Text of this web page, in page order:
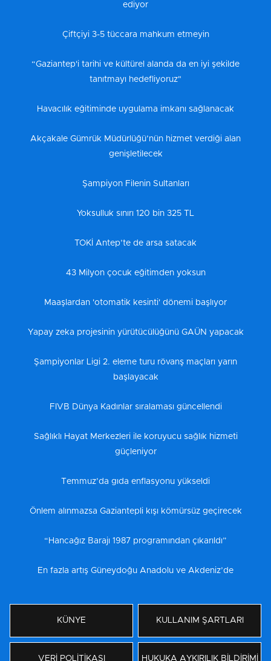
ediyor
Çiftçiyi 3-5 tüccara mahkum etmeyin
“Gaziantep'i tarihi ve kültürel alanda da en iyi şekilde
tanıtmayı hedefliyoruz"
Havacılık eğitiminde uygulama imkanı sağlanacak
Akçakale Gümrük Müdürlüğü’nün hizmet verdiği alan
genişletilecek
Şampiyon Filenin Sultanları
Yoksulluk sınırı 120 bin 325 TL
TOKİ Antep’te de arsa satacak
43 Milyon çocuk eğitimden yoksun
Maaşlardan 'otomatik kesinti' dönemi başlıyor
Yapay zeka projesinin yürütücülüğünü GAÜN yapacak
Şampiyonlar Ligi 2. eleme turu rövanş maçları yarın
başlayacak
FIVB Dünya Kadınlar sıralaması güncellendi
Sağlıklı Hayat Merkezleri ile koruyucu sağlık hizmeti
güçleniyor
Temmuz’da gıda enflasyonu yükseldi
Önlem alınmazsa Gaziantepli kışı kömürsüz geçirecek
“Hancağız Barajı 1987 programından çıkarıldı”
En fazla artış Güneydoğu Anadolu ve Akdeniz’de
KÜNYE KULLANIM ŞARTLARI
VERİ POLİTİKASI HUKUKA AYKIRILIK BİLDİRİMİ